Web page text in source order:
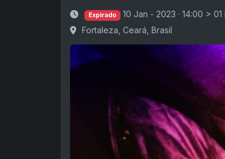
Expirado 10 Jan - 2023 · 14:00 > 01
Fortaleza, Ceará, Brasil